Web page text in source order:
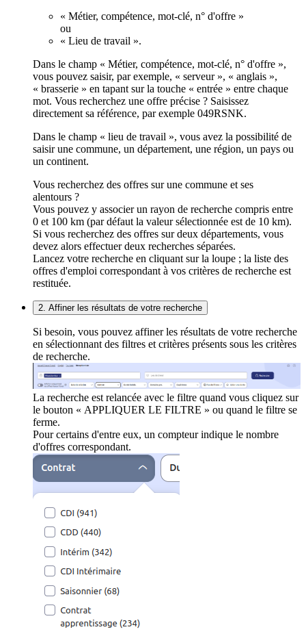
« Métier, compétence, mot-clé, n° d'offre »
ou
« Lieu de travail ».
Dans le champ « Métier, compétence, mot-clé, n° d'offre »,
vous pouvez saisir, par exemple, « serveur », « anglais »,
« brasserie » en tapant sur la touche « entrée » entre chaque
mot. Vous recherchez une offre précise ? Saisissez
directement sa référence, par exemple 049RSNK.
Dans le champ « lieu de travail », vous avez la possibilité de
saisir une commune, un département, une région, un pays ou
un continent.
Vous recherchez des offres sur une commune et ses
alentours ?
Vous pouvez y associer un rayon de recherche compris entre
0 et 100 km (par défaut la valeur sélectionnée est de 10 km).
Si vous recherchez des offres sur deux départements, vous
devez alors effectuer deux recherches séparées.
Lancez votre recherche en cliquant sur la loupe ; la liste des
offres d'emploi correspondant à vos critères de recherche est
restituée.
2. Affiner les résultats de votre recherche
Si besoin, vous pouvez affiner les résultats de votre recherche
en sélectionnant des filtres et critères présents sous les critères
de recherche.
La recherche est relancée avec le filtre quand vous cliquez sur
le bouton « APPLIQUER LE FILTRE » ou quand le filtre se
ferme.
Pour certains d'entre eux, un compteur indique le nombre
d'offres correspondant.